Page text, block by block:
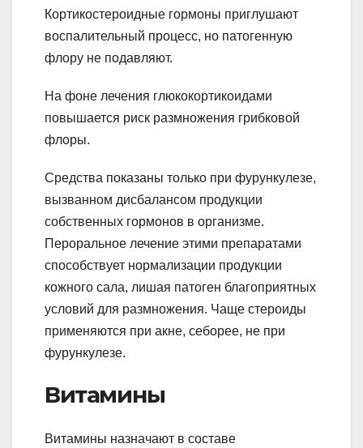
Кортикостероидные гормоны приглушают
воспалительный процесс, но патогенную
флору не подавляют.
На фоне лечения глюкокортикоидами
повышается риск размножения грибковой
флоры.
Средства показаны только при фурункулезе,
вызванном дисбалансом продукции
собственных гормонов в организме.
Пероральное лечение этими препаратами
способствует нормализации продукции
кожного сала, лишая патоген благоприятных
условий для размножения. Чаще стероиды
применяются при акне, себорее, не при
фурункулезе.
Витамины
Витамины назначают в составе